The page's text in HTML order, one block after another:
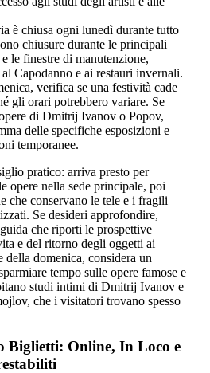
è chiusa ogni lunedì durante tutto
chiusure durante le principali
le finestre di manutenzione,
Capodanno e ai restauri invernali.
verifica se una festività cade
gli orari potrebbero variare. Se
di Dmitrij Ivanov o Popov,
delle specifiche esposizioni e
temporanee.
pratico: arriva presto per
opere nella sede principale, poi
che conservano le tele e i fragili
Se desideri approfondire,
che riporti le prospettive
e del ritorno degli oggetti ai
domenica, considera un
tempo sulle opere famose e
studi intimi di Dmitrij Ivanov e
che i visitatori trovano spesso
Biglietti: Online, In Loco e